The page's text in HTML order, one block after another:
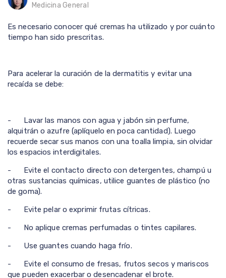
Medicina General
Es necesario conocer qué cremas ha utilizado y por cuánto
tiempo han sido prescritas.
Para acelerar la curación de la dermatitis y evitar una
recaída se debe:
- Lavar las manos con agua y jabón sin perfume,
alquitrán o azufre (aplíquelo en poca cantidad). Luego
recuerde secar sus manos con una toalla limpia, sin olvidar
los espacios interdigitales.
- Evite el contacto directo con detergentes, champú u
otras sustancias químicas, utilice guantes de plástico (no
de goma).
- Evite pelar o exprimir frutas cítricas.
- No aplique cremas perfumadas o tintes capilares.
- Use guantes cuando haga frío.
- Evite el consumo de fresas, frutos secos y mariscos
que pueden exacerbar o desencadenar el brote.